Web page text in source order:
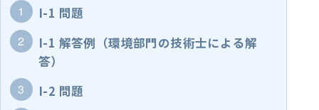
I-1 問題
I-1 解答例（環境部門の技術士による解
答）
I-2 問題